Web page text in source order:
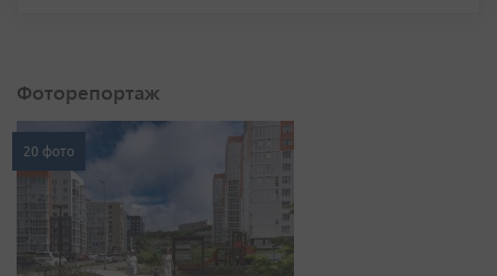
Фоторепортаж
20 фото